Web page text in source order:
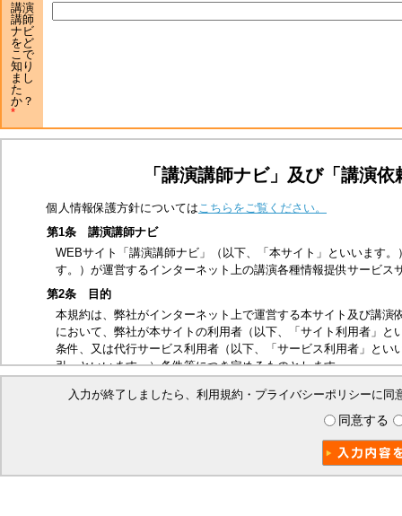
講演
講師
ナビ
をど
こで
知り
まし
た
か？
「講演講師ナビ」及び「講演
個人情報保護方針についてはこちらをご覧ください。
第1条 講演講師ナビ
WEBサイト「講演講師ナビ」（以下、「本サイト」といいます
す。）が運営するインターネット上の講演各種情報提供サービス
第2条 目的
本規約は、弊社がインターネット上で運営する本サイト及び講
において、弊社が本サイトの利用者（以下、「サイト利用者」
条件、又は代行サービス利用者（以下、「サービス利用者」と
引」といいます。）条件等につき定めるものとします。
第3条 適用範囲
本規約は、サイト利用者及び本取引に関する弊社とサービス利
ビス利用者は、本規約の内容を承諾したものとみなします。
本サイトは、以下の行為を禁止いたします。
入力が終了しましたら、利用規約・プライバシーポリシーに
同意する